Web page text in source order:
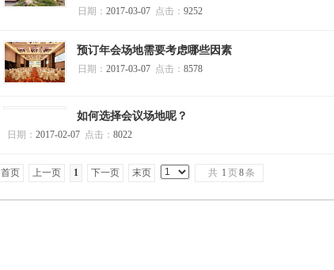
日期： 2017-03-07 点击： 9252
预订年会场地需要考虑哪些因素
日期： 2017-03-07 点击： 8578
如何选择会议场地呢？
日期： 2017-02-07 点击： 8022
首页 上一页 1 下一页 末页 共 1 页8条